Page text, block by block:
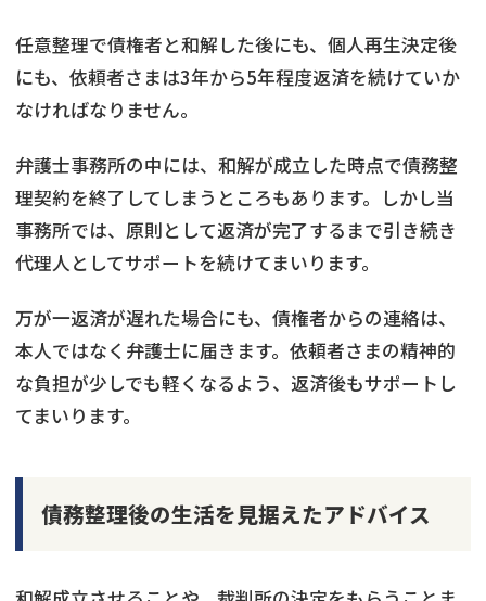
任意整理で債権者と和解した後にも、個人再生決定後
にも、依頼者さまは3年から5年程度返済を続けていか
なければなりません。
弁護士事務所の中には、和解が成立した時点で債務整
理契約を終了してしまうところもあります。しかし当
事務所では、原則として返済が完了するまで引き続き
代理人としてサポートを続けてまいります。
万が一返済が遅れた場合にも、債権者からの連絡は、
本人ではなく弁護士に届きます。依頼者さまの精神的
な負担が少しでも軽くなるよう、返済後もサポートし
てまいります。
債務整理後の生活を見据えたアドバイス